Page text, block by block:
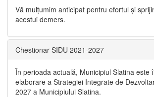
Vă mulţumim anticipat pentru efortul şi
acestui demers.
Chestionar SIDU 2021-2027
În perioada actuală, Municipiul Slatina este
elaborare a Strategiei Integrate de
2027 a Municipiului Slatina.